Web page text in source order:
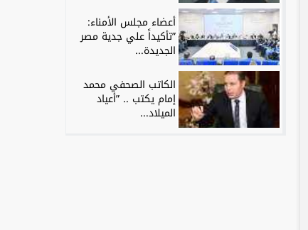
أعضاء مجلس الأمناء:
”تأكيداً علي جدية مصر
الجديدة...
الكاتب الصحفي محمد
إمام يكتب .. ”أعياد
الميلاد...